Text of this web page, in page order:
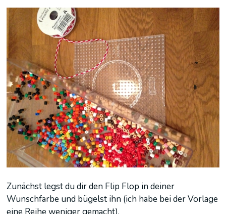
Zunächst legst du dir den Flip Flop in deiner
Wunschfarbe und bügelst ihn (ich habe bei der Vorlage